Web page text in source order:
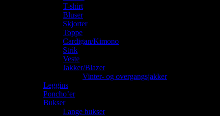
T-shirt
Bluser
Skjorter
Toppe
Cardigan/Kimono
Strik
Veste
Jakker/Blazer
Vinter- og overgangsjakker
Leggins
Poncho’er
Bukser
Lange bukser